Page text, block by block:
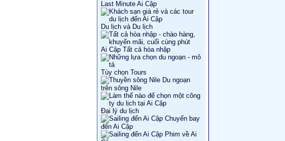
Last Minute Ai Cập
Du lịch và Du lịch
Ai Cập Tất cả hòa nhập
Tùy chọn Tours
Du ngoạn
trên sông Nile
Đại lý du lịch
Chuyến bay
đến Ai Cập
Phim về Ai